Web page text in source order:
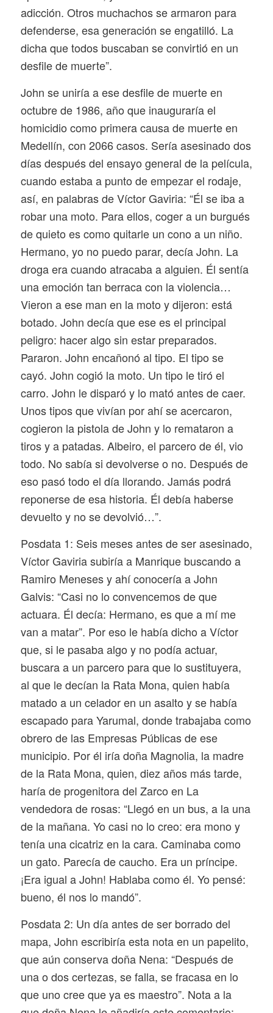
adicción. Otros muchachos se armaron para
defenderse, esa generación se engatilló. La
dicha que todos buscaban se convirtió en un
desfile de muerte”.
John se uniría a ese desfile de muerte en
octubre de 1986, año que inauguraría el
homicidio como primera causa de muerte en
Medellín, con 2066 casos. Sería asesinado dos
días después del ensayo general de la película,
cuando estaba a punto de empezar el rodaje,
así, en palabras de Víctor Gaviria: “Él se iba a
robar una moto. Para ellos, coger a un burgués
de quieto es como quitarle un cono a un niño.
Hermano, yo no puedo parar, decía John. La
droga era cuando atracaba a alguien. Él sentía
una emoción tan berraca con la violencia…
Vieron a ese man en la moto y dijeron: está
botado. John decía que ese es el principal
peligro: hacer algo sin estar preparados.
Pararon. John encañonó al tipo. El tipo se
cayó. John cogió la moto. Un tipo le tiró el
carro. John le disparó y lo mató antes de caer.
Unos tipos que vivían por ahí se acercaron,
cogieron la pistola de John y lo remataron a
tiros y a patadas. Albeiro, el parcero de él, vio
todo. No sabía si devolverse o no. Después de
eso pasó todo el día llorando. Jamás podrá
reponerse de esa historia. Él debía haberse
devuelto y no se devolvió…”.
Posdata 1: Seis meses antes de ser asesinado,
Víctor Gaviria subiría a Manrique buscando a
Ramiro Meneses y ahí conocería a John
Galvis: “Casi no lo convencemos de que
actuara. Él decía: Hermano, es que a mí me
van a matar”. Por eso le había dicho a Víctor
que, si le pasaba algo y no podía actuar,
buscara a un parcero para que lo sustituyera,
al que le decían la Rata Mona, quien había
matado a un celador en un asalto y se había
escapado para Yarumal, donde trabajaba como
obrero de las Empresas Públicas de ese
municipio. Por él iría doña Magnolia, la madre
de la Rata Mona, quien, diez años más tarde,
haría de progenitora del Zarco en La
vendedora de rosas: “Llegó en un bus, a la una
de la mañana. Yo casi no lo creo: era mono y
tenía una cicatriz en la cara. Caminaba como
un gato. Parecía de caucho. Era un príncipe.
¡Era igual a John! Hablaba como él. Yo pensé:
bueno, él nos lo mandó”.
Posdata 2: Un día antes de ser borrado del
mapa, John escribiría esta nota en un papelito,
que aún conserva doña Nena: “Después de
una o dos certezas, se falla, se fracasa en lo
que uno cree que ya es maestro”. Nota a la